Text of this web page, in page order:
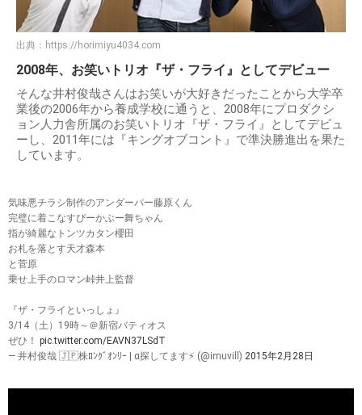
出典： https://horimiyu4034.com
2008年、お笑いトリオ『ザ・フライ』としてデビュー
そんな井村俊哉さんはお笑いが大好きだったことから大学卒
業後の2006年から養成学校に通うと、2008年にプロダクシ
ョン人力舎所属のお笑いトリオ『ザ・フライ』としてデビュ
ーし、2011年には『キングオブコント』で準決勝進出を果た
しています。
気味悪チラシ制作のアンダーパー藤原くん
完璧に着こなすぴーかぶー舞ちゃん
指が綺麗なトンツカタン櫻田
お札を落とす天才森本
と菅原
乗せ上手のロマン峠井上監督
『ザ・フライといっしょ』
3/14（土）19時～＠新宿バティオス
ぜひ！ pic.twitter.com/EAVN37LSdT
— 井村俊哉 🇯🇵株ﾛﾝｸﾞｵﾝﾘｰ | α探してます⚡ (@imuvill) 2015年2月28日